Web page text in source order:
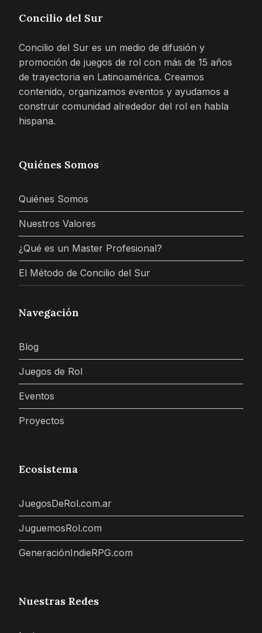
Concilio del Sur
Concilio del Sur es un medio de difusión y
promoción de juegos de rol con más de 15 años
de trayectoria en Latinoamérica. Creamos
contenido, organizamos eventos y ayudamos a
construir comunidad alrededor del rol en habla
hispana.
Quiénes Somos
Quiénes Somos
Nuestros Valores
¿Qué es un Master Profesional?
El Método de Concilio del Sur
Navegación
Blog
Juegos de Rol
Eventos
Proyectos
Ecosistema
JuegosDeRol.com.ar
JuguemosRol.com
GeneraciónIndieRPG.com
Nuestras Redes